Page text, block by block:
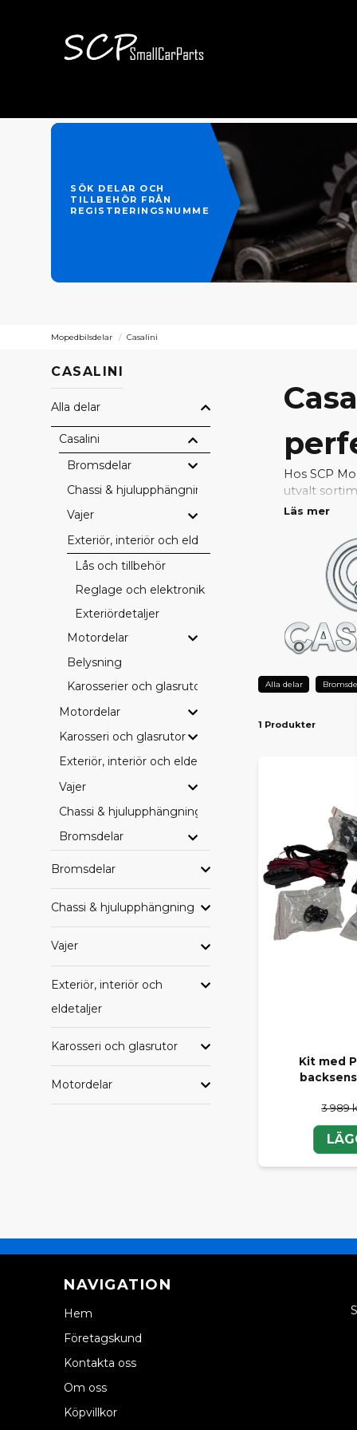
SÖK DELAR OCH
TILLBEHÖR FRÅN
REGISTRERINGSNUMMER
Mopedbilsdelar Casalini
CASALINI
Alla delar
Casalini
Bromsdelar
Chassi & hjulupphängning
Vajer
Exteriör, interiör och eldetaljer
Lås och tillbehör
Reglage och elektronik
Exteriördetaljer
Motordelar
Belysning
Karosserier och glasrutor
Motordelar
Karosseri och glasrutor
Exteriör, interiör och eldetaljer
Vajer
Chassi & hjulupphängning
Bromsdelar
Bromsdelar
Chassi & hjulupphängning
Vajer
Exteriör, interiör och
eldetaljer
Karosseri och glasrutor
Motordelar
Hos SCP
utvalt
passform
Att
Exakt
Hög
Lång
Vi erbjuder
motor,
Att välja
Vårt
M10, M12,
Oavsett
Vi hjälper
köra tryggt
Välj
Läs mer
Alla delar
1 Produkter
Kit med
3 989
NAVIGATION
Hem
Företagskund
Kontakta oss
Om oss
Köpvillkor